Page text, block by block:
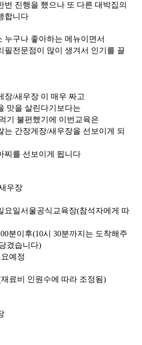
번 진행을 했으나 또 다른 대박집의
합니다
누구나 좋아하는 메뉴이면서
필전문점이 많이 생겨서 인기를 끌
장/새우장 이 매우 짜고
맛을 살린다기보다는
기 불편했기에 이번교육은
는 간장게장/새우장을 선보이게 되
찌를 선보이게 됩니다
우장
요일서울공식교육장(참석자에게 따
분이후(10시 30분까지는 도착해주
겼습니다)
예정
료비 인원수에 따라 조정됨)